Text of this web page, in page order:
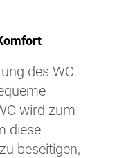
des WC
wird zum
diese
beseitigen,